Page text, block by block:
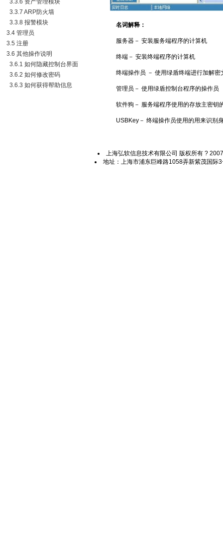
3.3.6 资产管理模块
3.3.7 ARP防火墙
3.3.8 报警模块
3.4 管理员
3.5 注册
3.6 其他操作说明
3.6.1 如何隐藏控制台界面
3.6.2 如何修改密码
3.6.3 如何获得帮助信息
名词解释：
服务器－ 安装服务端程序的计算机
终端－ 安装终端程序的计算机
终端操作员 － 使用绿盾终端进行加解密
管理员－ 使用绿盾控制台程序的操作员
软件狗－ 服务端程序使用的存放主密钥
USBKey－ 终端操作员使用的用来识别
上海弘软信息技术有限公司 版权所有 ?
地址：上海市浦东巨峰路1058弄新紫茂国